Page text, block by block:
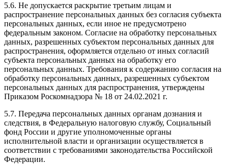
5.6. Не допускается раскрытие третьим лицам и
распространение персональных данных без согласия субъекта
персональных данных, если иное не предусмотрено
федеральным законом. Согласие на обработку персональных
данных, разрешенных субъектом персональных данных для
распространения, оформляется отдельно от иных согласий
субъекта персональных данных на обработку его
персональных данных. Требования к содержанию согласия на
обработку персональных данных, разрешенных субъектом
персональных данных для распространения, утверждены
Приказом Роскомнадзора № 18 от 24.02.2021 г.
5.7. Передача персональных данных органам дознания и
следствия, в Федеральную налоговую службу, Социальный
фонд России и другие уполномоченные органы
исполнительной власти и организации осуществляется в
соответствии с требованиями законодательства Российской
Федерации.